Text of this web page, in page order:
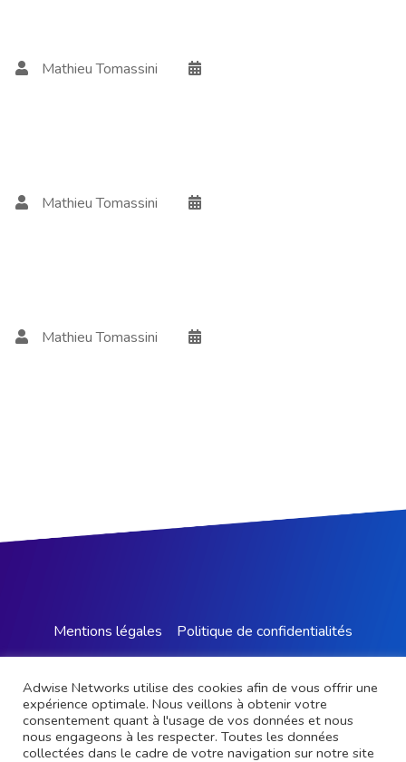
Mathieu Tomassini
Mathieu Tomassini
Mathieu Tomassini
Mentions légales Politique de confidentialités​
Adwise Networks utilise des cookies afin de vous offrir une
expérience optimale. Nous veillons à obtenir votre
consentement quant à l'usage de vos données et nous
nous engageons à les respecter. Toutes les données
collectées dans le cadre de votre navigation sur notre site